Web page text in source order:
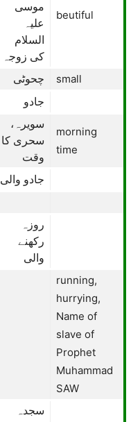
موسی
علیہ
السلام
کی زوجہ
beutiful
چحوٹی
small
جادو
سویرہ،
سحری کا
وقت
morning
time
جادو والی
روزہ
رکھنے
والی
running,
hurrying,
Name of
slave of
Prophet
Muhammad
SAW
سجدہ